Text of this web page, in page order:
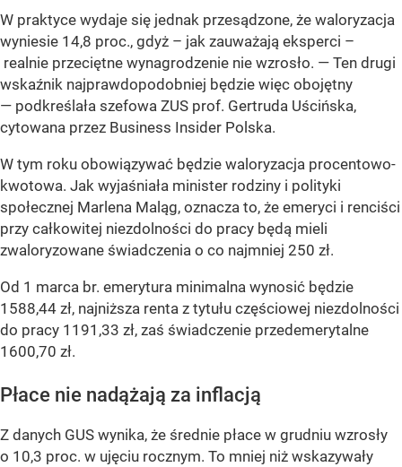
W praktyce wydaje się jednak przesądzone, że waloryzacja
wyniesie 14,8 proc., gdyż – jak zauważają eksperci –
realnie przeciętne wynagrodzenie nie wzrosło. — Ten drugi
wskaźnik najprawdopodobniej będzie więc obojętny
— podkreślała szefowa ZUS prof. Gertruda Uścińska,
cytowana przez Business Insider Polska.
W tym roku obowiązywać będzie waloryzacja procentowo-
kwotowa. Jak wyjaśniała minister rodziny i polityki
społecznej Marlena Maląg, oznacza to, że emeryci i renciści
przy całkowitej niezdolności do pracy będą mieli
zwaloryzowane świadczenia o co najmniej 250 zł.
Od 1 marca br. emerytura minimalna wynosić będzie
1588,44 zł, najniższa renta z tytułu częściowej niezdolności
do pracy 1191,33 zł, zaś świadczenie przedemerytalne
1600,70 zł.
Płace nie nadążają za inflacją
Z danych GUS wynika, że średnie płace w grudniu wzrosły
o 10,3 proc. w ujęciu rocznym. To mniej niż wskazywały